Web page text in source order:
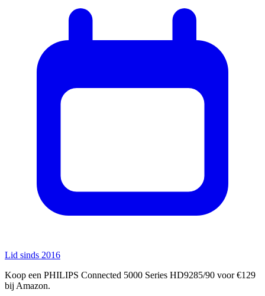
Lid sinds 2016
Koop een PHILIPS Connected 5000 Series HD9285/90 voor €129
bij Amazon.